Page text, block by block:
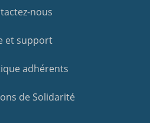
nous
et support
adhérents
de Solidarité